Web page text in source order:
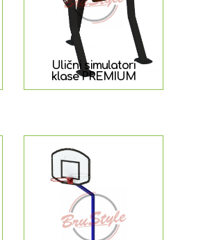
Ulični simulatori
klase PREMIUM